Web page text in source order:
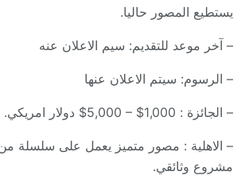
يستطيع المصور حاليا.
– آخر موعد للتقديم: سيم الاعلان عنه
– الرسوم: سيتم الاعلان عنها
– الجائزة : 1,000$ – 5,000$ دولار امريكي.
– الاهلية : مصور متميز يعمل على سلسلة من
مشروع وثائقي.